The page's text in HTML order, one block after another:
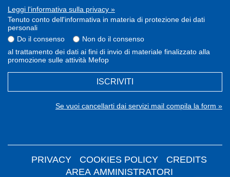
Leggi l'informativa sulla privacy »
Tenuto conto dell'informativa in materia di protezione dei dati
personali
Do il consenso
Non do il consenso
al trattamento dei dati ai fini di invio di materiale finalizzato alla
promozione sulle attività Mefop
ISCRIVITI
Se vuoi cancellarti dai servizi mail compila la form »
PRIVACY COOKIES POLICY
CREDITS
AREA AMMINISTRATORI